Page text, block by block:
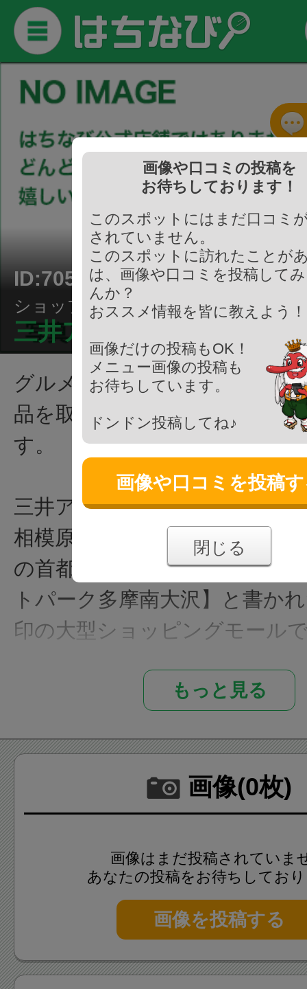
ID:705777
ショップ/ショッピングモール・デパ
三井アウトレットパーク
グルメから衣類まで、幅広い
品を取り揃えているショッピ
す。
三井アウトレットパーク多摩
相模原線 南大沢駅から徒歩2分
の首都大学東京前にある【三
トパーク多摩南大沢】と書か
印の大型ショッピングモール
三井アウトレットパーク多摩
ンターナショナルブランドか
ランドまで幅広いジャンルの
おり、地域における「観光地
割を担う事をコンセプトとさ
シンボルカラーのオレンジと
の組み合わせは、ブランドコ
もっと見る
画像(0枚)
画像はまだ投稿されていま
あなたの投稿をお待ちしてお
画像を投稿する
画像や口コミの投稿を
お待ちしております！
このスポットにはまだ口コミ
されていません。
このスポットに訪れたことが
は、画像や口コミを投稿して
んか？
おススメ情報を皆に教えよう
画像だけの投稿もOK！
メニュー画像の投稿も
お待ちしています。
ドンドン投稿してね♪
画像や口コミを投稿
閉じる